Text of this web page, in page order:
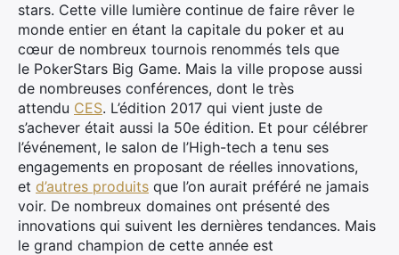
stars. Cette ville lumière continue de faire rêver le
monde entier en étant la capitale du poker et au
cœur de nombreux tournois renommés tels que
le PokerStars Big Game. Mais la ville propose aussi
de nombreuses conférences, dont le très
attendu CES. L’édition 2017 qui vient juste de
s’achever était aussi la 50e édition. Et pour célébrer
l’événement, le salon de l’High-tech a tenu ses
engagements en proposant de réelles innovations,
et d’autres produits que l’on aurait préféré ne jamais
voir. De nombreux domaines ont présenté des
innovations qui suivent les dernières tendances. Mais
le grand champion de cette année est